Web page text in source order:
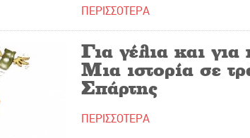
ΠΕΡΙΣΣΟΤΕΡΑ
Για γέλια και
Μια ιστορία σε
Σπάρτης
ΠΕΡΙΣΣΟΤΕΡΑ